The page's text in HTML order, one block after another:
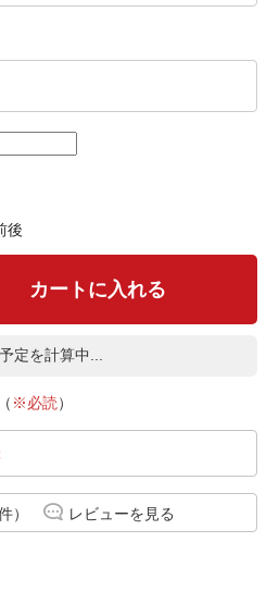
後
カートに入れる
定を計算中...
※必読）
） レビューを見る